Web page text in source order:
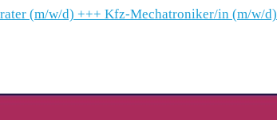
(m/w/d) +++ Kfz-Mechatroniker/in (m/w/d)